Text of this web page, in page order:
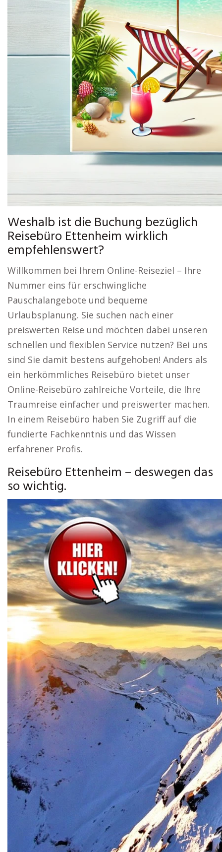
Weshalb ist die Buchung bezüglich
Reisebüro Ettenheim wirklich
empfehlenswert?
Willkommen bei Ihrem Online-Reiseziel – Ihre
Nummer eins für erschwingliche
Pauschalangebote und bequeme
Urlaubsplanung. Sie suchen nach einer
preiswerten Reise und möchten dabei unseren
schnellen und flexiblen Service nutzen? Bei uns
sind Sie damit bestens aufgehoben! Anders als
ein herkömmliches Reisebüro bietet unser
Online-Reisebüro zahlreiche Vorteile, die Ihre
Traumreise einfacher und preiswerter machen.
In einem Reisebüro haben Sie Zugriff auf die
fundierte Fachkenntnis und das Wissen
erfahrener Profis.
Reisebüro Ettenheim – deswegen das
so wichtig.